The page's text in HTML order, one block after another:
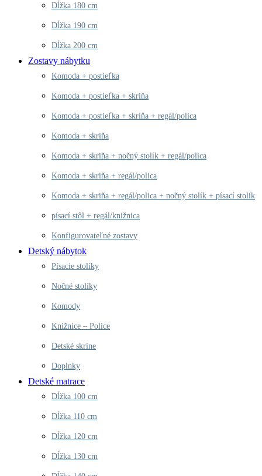
Dĺžka 180 cm
Dĺžka 190 cm
Dĺžka 200 cm
Zostavy nábytku
Komoda + postieľka
Komoda + postieľka + skriňa
Komoda + postieľka + skriňa + regál/polica
Komoda + skriňa
Komoda + skriňa + nočný stolík + regál/polica
Komoda + skriňa + regál/polica
Komoda + skriňa + regál/polica + nočný stolík + písací stolík
písací stôl + regál/knižnica
Konfigurovateľné zostavy
Detský nábytok
Písacie stolíky
Nočné stolíky
Komody
Knižnice – Police
Detské skrine
Doplnky
Detské matrace
Dĺžka 100 cm
Dĺžka 110 cm
Dĺžka 120 cm
Dĺžka 130 cm